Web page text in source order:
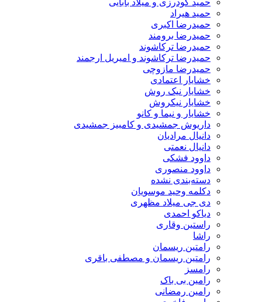
حمید گودرزی و میلاد بابایی
حمید هیراد
حمیدرضا اکبری
حمیدرضا برومند
حمیدرضا ترکاشوند
حمیدرضا ترکاشوند و امیریل ارجمند
حمیدرضا مازوچی
خشایار اعتمادی
خشایار نیک روش
خشایار نیکروش
خشایار و نیما و کانو
داریوش جمشیدی و کامبیز جمشیدی
دانیال مرادیان
دانیال نعمتی
داوود فشکی
داوود منصوری
دسته‌بندی نشده
دکلمه وحید موسویان
دی جی میلاد مظهری
دیاکو احمدی
راستین وقاری
راشا
رامتین ریسمان
رامتین ریسمان و مصطفی باقری
رامسز
رامین بی باک
رامین رمضانی